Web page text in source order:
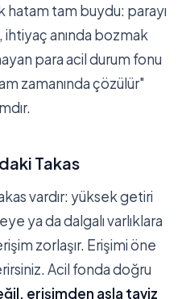
hatam tam buydu: parayı
anında bozmak
para acil durum fonu
zamanında çözülür"
Takas
vardır: yüksek getiri
ya da dalgalı varlıklara
zorlaşır. Erişimi öne
Acil fonda doğru
erişimden asla taviz